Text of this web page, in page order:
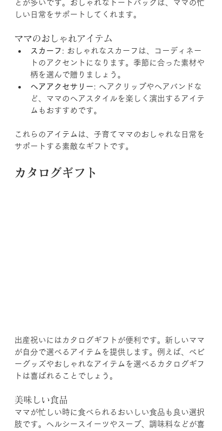
とが多いです。おしゃれなトートバッグは、ママの忙
しい日常をサポートしてくれます。
ママのおしゃれアイテム
スカーフ: おしゃれなスカーフは、コーディネー
トのアクセントになります。季節に合った素材や
柄を選んで贈りましょう。
ヘアアクセサリー: ヘアクリップやヘアバンドな
ど、ママのヘアスタイルを楽しく演出するアイテ
ムもおすすめです。
これらのアイテムは、子育てママのおしゃれな日常を
サポートする素敵なギフトです。
カタログギフト
出産祝いにはカタログギフトが便利です。新しいママ
が自分で選べるアイテムを提供します。例えば、ベビ
ーグッズやおしゃれなアイテムを選べるカタログギフ
トは喜ばれることでしょう。
美味しい食品
ママが忙しい時に食べられるおいしい食品も良い選択
肢です。ヘルシースイーツやスープ、調味料などが喜